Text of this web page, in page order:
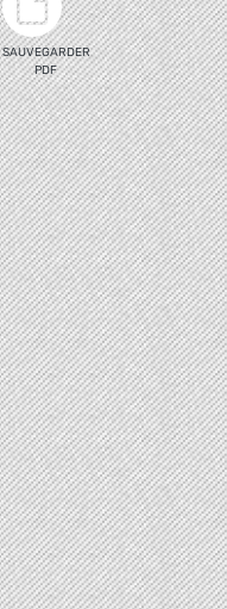
SAUVEGARDER
PDF